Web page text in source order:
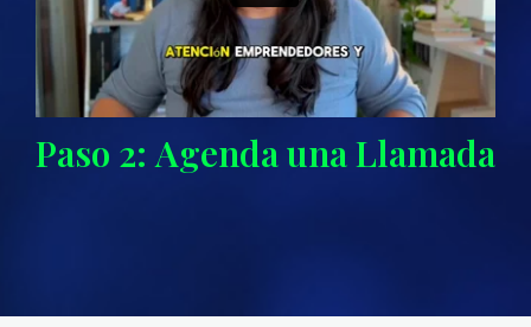
Paso 2: Agenda una Llamada